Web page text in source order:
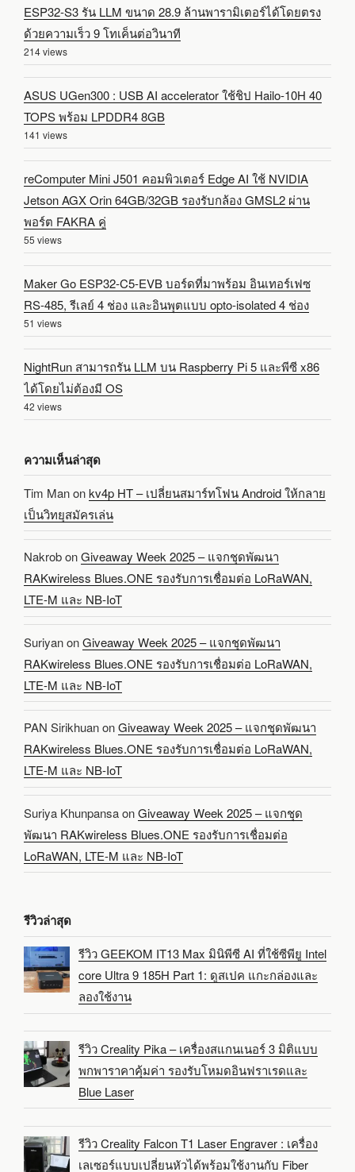
ESP32-S3 รัน LLM ขนาด 28.9 ล้านพารามิเตอร์ได้โดยตรง
ด้วยความเร็ว 9 โทเค็นต่อวินาที
214 views
ASUS UGen300 : USB AI accelerator ใช้ชิป Hailo-10H 40
TOPS พร้อม LPDDR4 8GB
141 views
reComputer Mini J501 คอมพิวเตอร์ Edge AI ใช้ NVIDIA
Jetson AGX Orin 64GB/32GB รองรับกล้อง GMSL2 ผ่าน
พอร์ต FAKRA คู่
55 views
Maker Go ESP32-C5-EVB บอร์ดที่มาพร้อม อินเทอร์เฟซ
RS-485, รีเลย์ 4 ช่อง และอินพุตแบบ opto-isolated 4 ช่อง
51 views
NightRun สามารถรัน LLM บน Raspberry Pi 5 และพีซี x86
ได้โดยไม่ต้องมี OS
42 views
ความเห็นล่าสุด
Tim Manonkv4p HT – เปลี่ยนสมาร์ทโฟน Android ให้กลาย
เป็นวิทยุสมัครเล่น
NakrobonGiveaway Week 2025 – แจกชุดพัฒนา
RAKwireless Blues.ONE รองรับการเชื่อมต่อ LoRaWAN,
LTE-M และ NB-IoT
SuriyanonGiveaway Week 2025 – แจกชุดพัฒนา
RAKwireless Blues.ONE รองรับการเชื่อมต่อ LoRaWAN,
LTE-M และ NB-IoT
PAN SirikhuanonGiveaway Week 2025 – แจกชุดพัฒนา
RAKwireless Blues.ONE รองรับการเชื่อมต่อ LoRaWAN,
LTE-M และ NB-IoT
Suriya KhunpansaonGiveaway Week 2025 – แจกชุด
พัฒนา RAKwireless Blues.ONE รองรับการเชื่อมต่อ
LoRaWAN, LTE-M และ NB-IoT
รีวิวล่าสุด
รีวิว GEEKOM IT13 Max มินิพีซี AI ที่ใช้ซีพียู Intel
core Ultra 9 185H Part 1: ดูสเปค แกะกล่องและ
ลองใช้งาน
รีวิว Creality Pika – เครื่องสแกนเนอร์ 3 มิติแบบ
พกพาราคาคุ้มค่า รองรับโหมดอินฟราเรดและ
Blue Laser
รีวิว Creality Falcon T1 Laser Engraver : เครื่อง
เลเซอร์แบบเปลี่ยนหัวได้พร้อมใช้งานกับ Fiber